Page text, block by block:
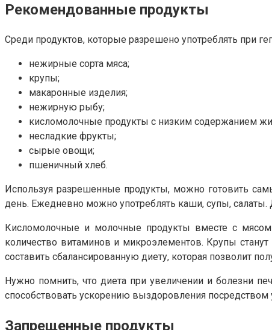
Рекомендованные продукты
Среди продуктов, которые разрешено употреблять при
нежирные сорта мяса;
крупы;
макаронные изделия;
нежирную рыбу;
кисломолочные продукты с низким содержанием
несладкие фрукты;
сырые овощи;
пшеничный хлеб.
Используя разрешенные продукты, можно готовить
день. Ежедневно можно употреблять каши, супы,
Кисломолочные и молочные продукты вместе с
количество витаминов и микроэлементов. Крупы
составить сбалансированную диету, которая позволит
Нужно помнить, что диета при увеличении и болезни
способствовать ускорению выздоровления
Запрещенные продукты